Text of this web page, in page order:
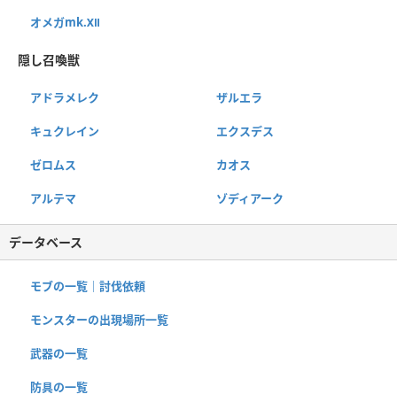
オメガmk.Ⅻ
隠し召喚獣
アドラメレク ザルエラ
キュクレイン エクスデス
ゼロムス カオス
アルテマ ゾディアーク
データベース
モブの一覧｜討伐依頼
モンスターの出現場所一覧
武器の一覧
防具の一覧